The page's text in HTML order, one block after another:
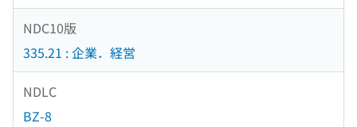
NDC10版
335.21 : 企業．経営
NDLC
BZ-8